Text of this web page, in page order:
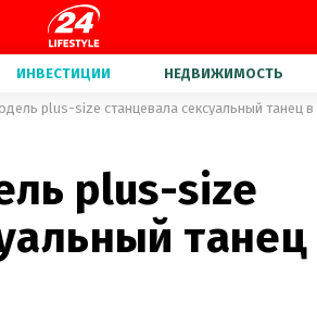
ИНВЕСТИЦИИ НЕДВИЖИМОСТЬ
plus-size станцевала сексуальный танец
plus-size
танец